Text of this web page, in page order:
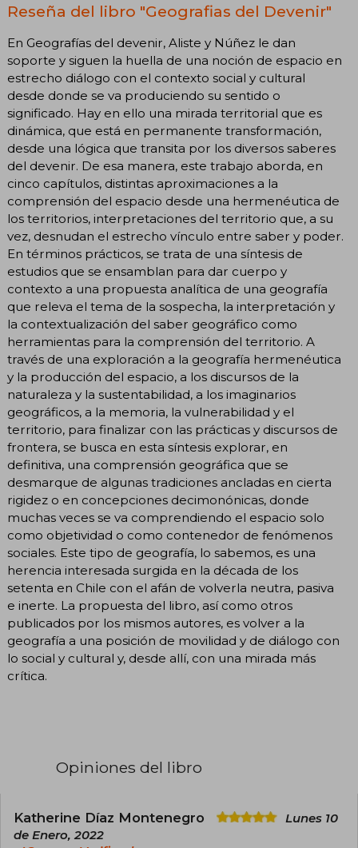
Reseña del libro "Geografias del Devenir"
En Geografías del devenir, Aliste y Núñez le dan
soporte y siguen la huella de una noción de espacio en
estrecho diálogo con el contexto social y cultural
desde donde se va produciendo su sentido o
significado. Hay en ello una mirada territorial que es
dinámica, que está en permanente transformación,
desde una lógica que transita por los diversos saberes
del devenir. De esa manera, este trabajo aborda, en
cinco capítulos, distintas aproximaciones a la
comprensión del espacio desde una hermenéutica de
los territorios, interpretaciones del territorio que, a su
vez, desnudan el estrecho vínculo entre saber y poder.
En términos prácticos, se trata de una síntesis de
estudios que se ensamblan para dar cuerpo y
contexto a una propuesta analítica de una geografía
que releva el tema de la sospecha, la interpretación y
la contextualización del saber geográfico como
herramientas para la comprensión del territorio. A
través de una exploración a la geografía hermenéutica
y la producción del espacio, a los discursos de la
naturaleza y la sustentabilidad, a los imaginarios
geográficos, a la memoria, la vulnerabilidad y el
territorio, para finalizar con las prácticas y discursos de
frontera, se busca en esta síntesis explorar, en
definitiva, una comprensión geográfica que se
desmarque de algunas tradiciones ancladas en cierta
rigidez o en concepciones decimonónicas, donde
muchas veces se va comprendiendo el espacio solo
como objetividad o como contenedor de fenómenos
sociales. Este tipo de geografía, lo sabemos, es una
herencia interesada surgida en la década de los
setenta en Chile con el afán de volverla neutra, pasiva
e inerte. La propuesta del libro, así como otros
publicados por los mismos autores, es volver a la
geografía a una posición de movilidad y de diálogo con
lo social y cultural y, desde allí, con una mirada más
crítica.
Opiniones del libro
Katherine Díaz Montenegro
Lunes 10
de Enero, 2022